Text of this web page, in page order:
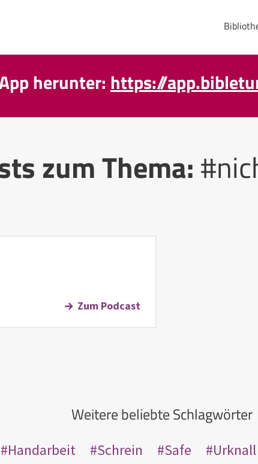
herunter: https://
zum Thema:
Zum Podcast
Weitere beliebte Schlagwörter
Handarbeit Schrein Safe Urknall